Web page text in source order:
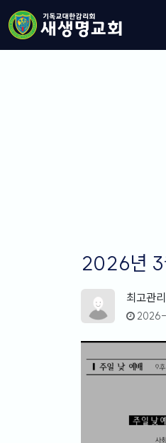
2026년 3
최고관